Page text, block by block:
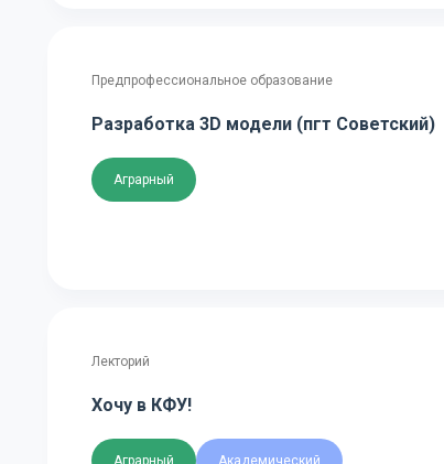
Предпрофессиональное образование
Разработка 3D модели (пгт Советский)
Аграрный
Лекторий
Хочу в КФУ!
Аграрный Академический